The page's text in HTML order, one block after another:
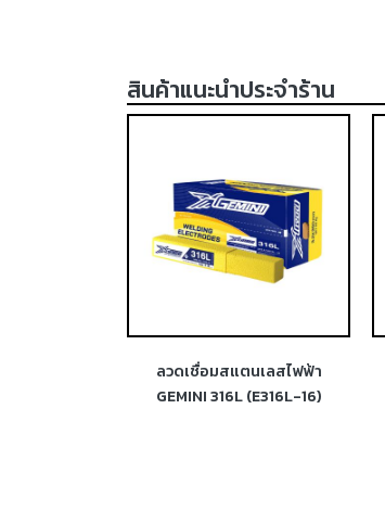
สินค้าแนะนำประจำร้าน
ลวดเชื่อมสแตนเลสไฟฟ้า
GEMINI 316L (E316L-16)